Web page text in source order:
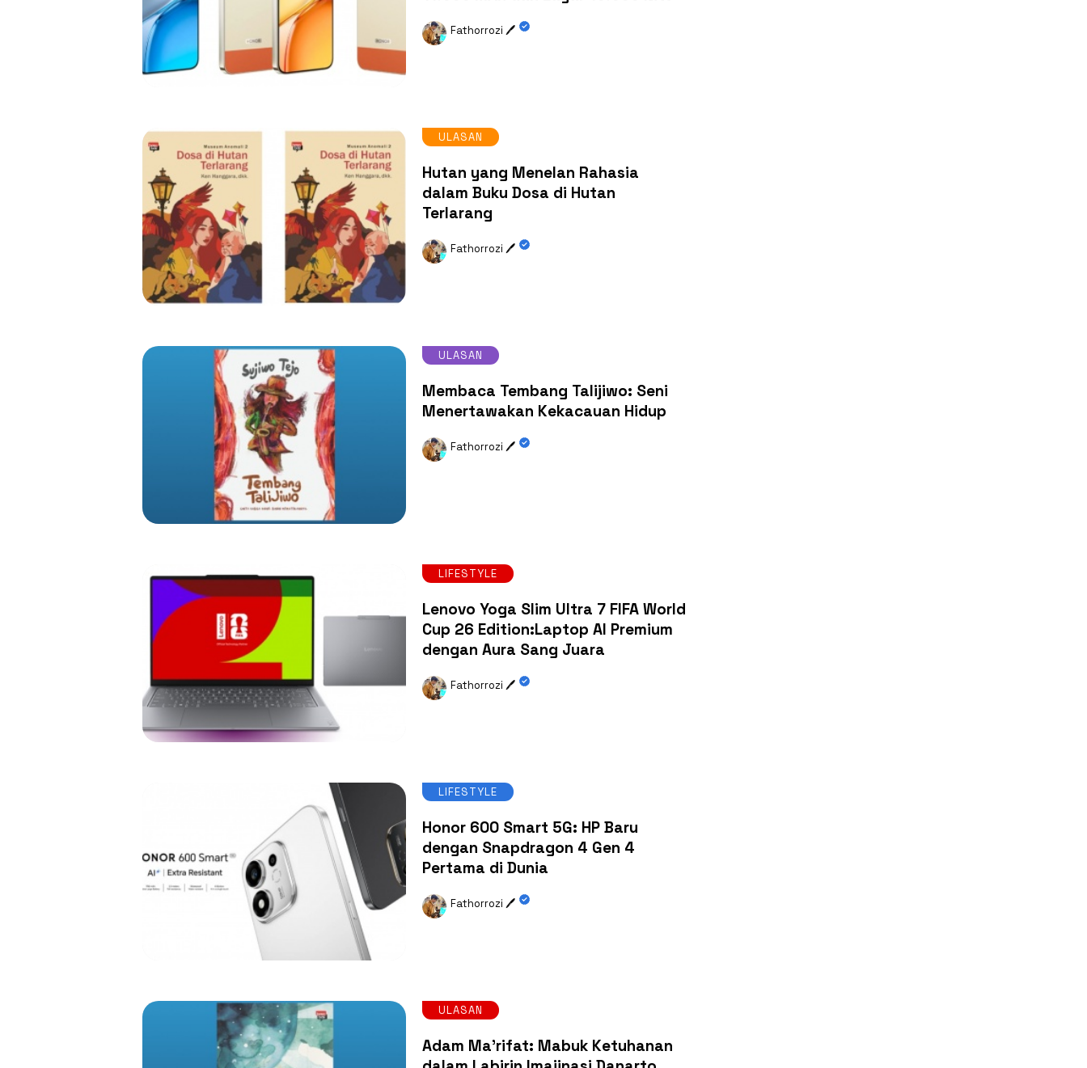
Fathorrozi 🖊️
ULASAN
Hutan yang Menelan Rahasia
dalam Buku Dosa di Hutan
Terlarang
Fathorrozi 🖊️
ULASAN
Membaca Tembang Talijiwo: Seni
Menertawakan Kekacauan Hidup
Fathorrozi 🖊️
LIFESTYLE
Lenovo Yoga Slim Ultra 7 FIFA World
Cup 26 Edition:Laptop AI Premium
dengan Aura Sang Juara
Fathorrozi 🖊️
LIFESTYLE
Honor 600 Smart 5G: HP Baru
dengan Snapdragon 4 Gen 4
Pertama di Dunia
Fathorrozi 🖊️
ULASAN
Adam Ma'rifat: Mabuk Ketuhanan